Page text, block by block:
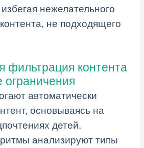
нежелательного
не подходящего
фильтрация контента
ограничения
автоматически
основываясь на
детей.
анализируют типы